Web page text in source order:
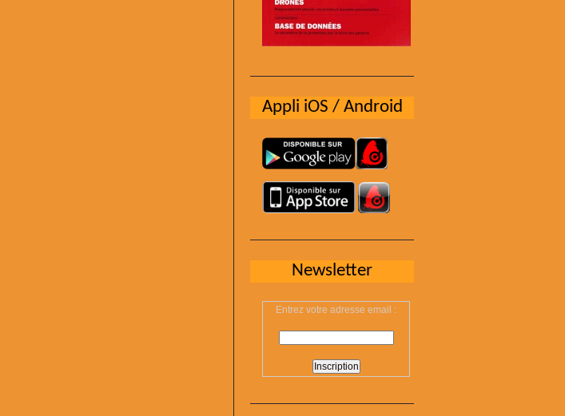
Appli iOS / Android
Newsletter
Entrez votre adresse email :